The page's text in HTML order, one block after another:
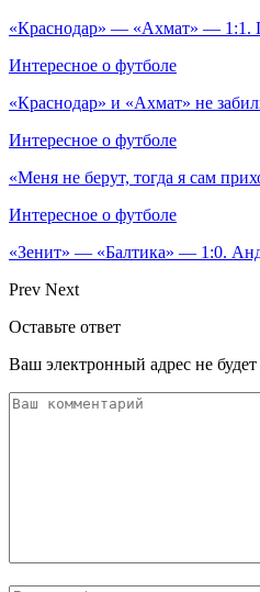
«Краснодар» — «Ахмат» — 1:1.
Интересное о футболе
«Краснодар» и «Ахмат» не
Интересное о футболе
«Меня не берут, тогда я сам
Интересное о футболе
«Зенит» — «Балтика» — 1:0.
Prev Next
Оставьте ответ
Ваш электронный адрес не